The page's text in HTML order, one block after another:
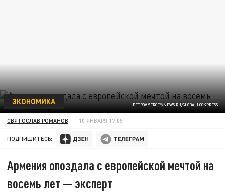
PETROV SERGEY/NEWS.RU/GLOBALLOOKPRESS
ЭКОНОМИКА
СВЯТОСЛАВ РОМАНОВ 10 ЯНВАРЯ 17:05
ПОДПИШИТЕСЬ:
Армения опоздала с европейской мечтой на
восемь лет — эксперт